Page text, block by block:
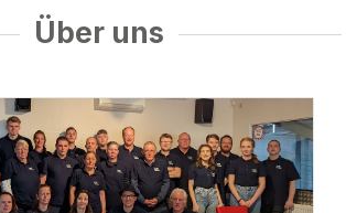
Über uns